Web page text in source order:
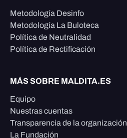
Metodología Desinfo
Metodología La Buloteca
Política de Neutralidad
Política de Rectificación
MÁS SOBRE MALDITA.ES
Equipo
Nuestras cuentas
Transparencia de la organización
La Fundación